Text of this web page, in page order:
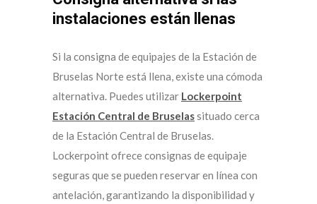
instalaciones están llenas
Si la consigna de equipajes de la Estación de
Bruselas Norte está llena, existe una cómoda
alternativa. Puedes utilizar Lockerpoint
Estación Central de Bruselassituado cerca
de la Estación Central de Bruselas.
Lockerpoint ofrece consignas de equipaje
seguras que se pueden reservar en línea con
antelación, garantizando la disponibilidad y